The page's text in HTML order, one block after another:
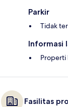
Parkir
Tidak
Informasi
Fasilitas